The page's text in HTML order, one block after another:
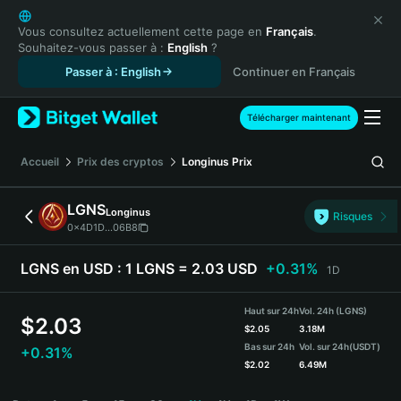
English
日本語
Tiếng Việt
Español (Latinoamérica)
Türkçe
Français
Deutsch
简体中文
繁體中文
Português (Portugal)
Bahasa Indonesia
ภาษาไทย
Español
Español (Argentina)
Vous consultez actuellement cette page en Français.
Souhaitez-vous passer à : English ?
Passer à : English
Continuer en Français
Télécharger maintenant
Accueil Prix des cryptos Longinus Prix
LGNSLonginus
0x4D1D...06B8
Risques
LGNS en USD : 1 LGNS = 2.03 USD +0.31% 1D
$2.03
+0.31%
Haut sur 24h
$2.05
Bas sur 24h
$2.02
Vol. 24h (LGNS)
3.18M
Vol. sur 24h(USDT)
6.49M